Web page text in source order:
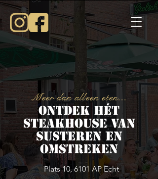
Meer dan alleen eten...
Ontdek hét
steakhouse van
susteren en
omstreken
Plats 10, 6101 AP Echt